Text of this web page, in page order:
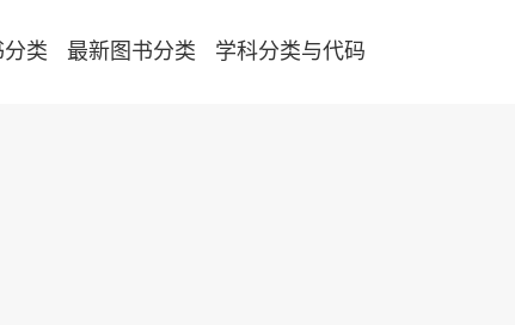
类 最新图书分类 学科分类与代码